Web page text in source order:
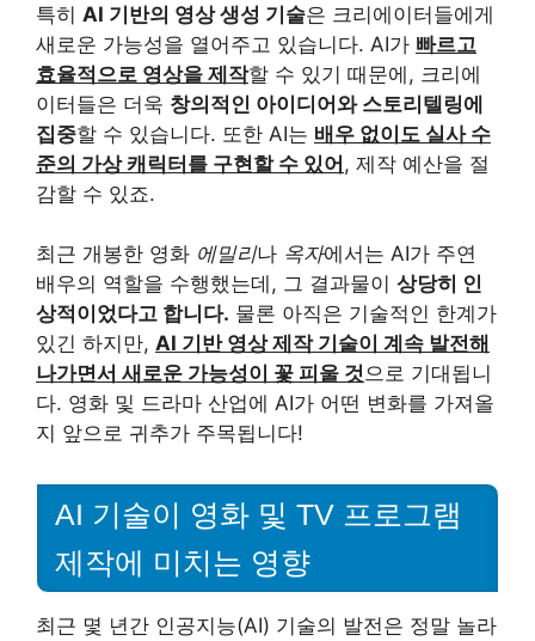
특히 AI 기반의 영상 생성 기술은 크리에이터들에게
새로운 가능성을 열어주고 있습니다. AI가 빠르고
효율적으로 영상을 제작할 수 있기 때문에, 크리에
이터들은 더욱 창의적인 아이디어와 스토리텔링에
집중할 수 있습니다. 또한 AI는 배우 없이도 실사 수
준의 가상 캐릭터를 구현할 수 있어, 제작 예산을 절
감할 수 있죠.
최근 개봉한 영화 에밀리나 옥자에서는 AI가 주연
배우의 역할을 수행했는데, 그 결과물이 상당히 인
상적이었다고 합니다. 물론 아직은 기술적인 한계가
있긴 하지만, AI 기반 영상 제작 기술이 계속 발전해
나가면서 새로운 가능성이 꽃 피울 것으로 기대됩니
다. 영화 및 드라마 산업에 AI가 어떤 변화를 가져올
지 앞으로 귀추가 주목됩니다!
AI 기술이 영화 및 TV 프로그램
제작에 미치는 영향
최근 몇 년간 인공지능(AI) 기술의 발전은 정말 놀라